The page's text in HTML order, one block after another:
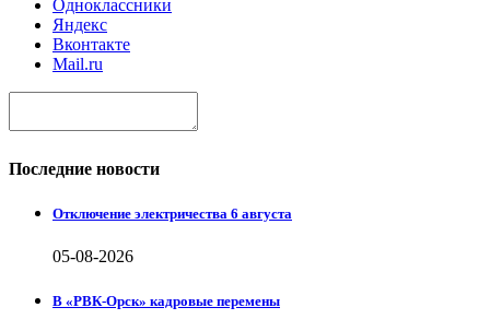
Одноклассники
Яндекс
Вконтакте
Mail.ru
Последние новости
Отключение электричества 6 августа
05-08-2026
В «РВК-Орск» кадровые перемены